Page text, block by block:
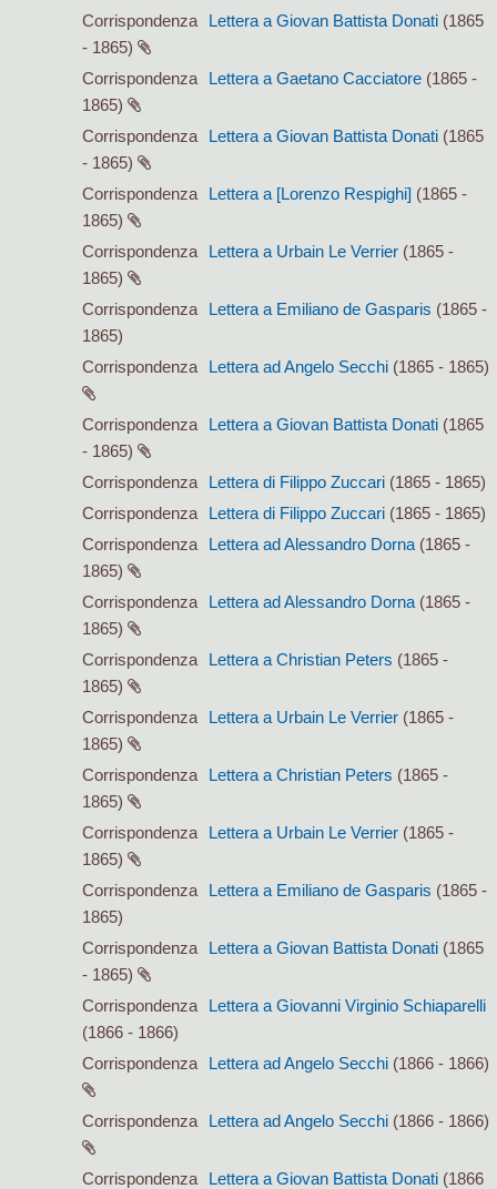
Corrispondenza
Lettera a Giovan Battista Donati (1865
- 1865)
Corrispondenza
Lettera a Gaetano Cacciatore (1865 -
1865)
Corrispondenza
Lettera a Giovan Battista Donati (1865
- 1865)
Corrispondenza
Lettera a [Lorenzo Respighi] (1865 -
1865)
Corrispondenza
Lettera a Urbain Le Verrier (1865 -
1865)
Corrispondenza
Lettera a Emiliano de Gasparis (1865 -
1865)
Corrispondenza
Lettera ad Angelo Secchi (1865 - 1865)
Corrispondenza Lettera a Giovan Battista Donati (1865
- 1865)
Corrispondenza
Lettera di Filippo Zuccari (1865 - 1865)
Corrispondenza
Lettera di Filippo Zuccari (1865 - 1865)
Corrispondenza
Lettera ad Alessandro Dorna (1865 -
1865)
Corrispondenza
Lettera ad Alessandro Dorna (1865 -
1865)
Corrispondenza
Lettera a Christian Peters (1865 -
1865)
Corrispondenza
Lettera a Urbain Le Verrier (1865 -
1865)
Corrispondenza
Lettera a Christian Peters (1865 -
1865)
Corrispondenza
Lettera a Urbain Le Verrier (1865 -
1865)
Corrispondenza
Lettera a Emiliano de Gasparis (1865 -
1865)
Corrispondenza
Lettera a Giovan Battista Donati (1865
- 1865)
Corrispondenza
Lettera a Giovanni Virginio Schiaparelli
(1866 - 1866)
Corrispondenza
Lettera ad Angelo Secchi (1866 - 1866)
Corrispondenza Lettera ad Angelo Secchi (1866 - 1866)
Corrispondenza Lettera a Giovan Battista Donati (1866